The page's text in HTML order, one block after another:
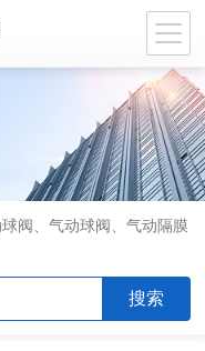
阀、气动球阀、气动隔膜